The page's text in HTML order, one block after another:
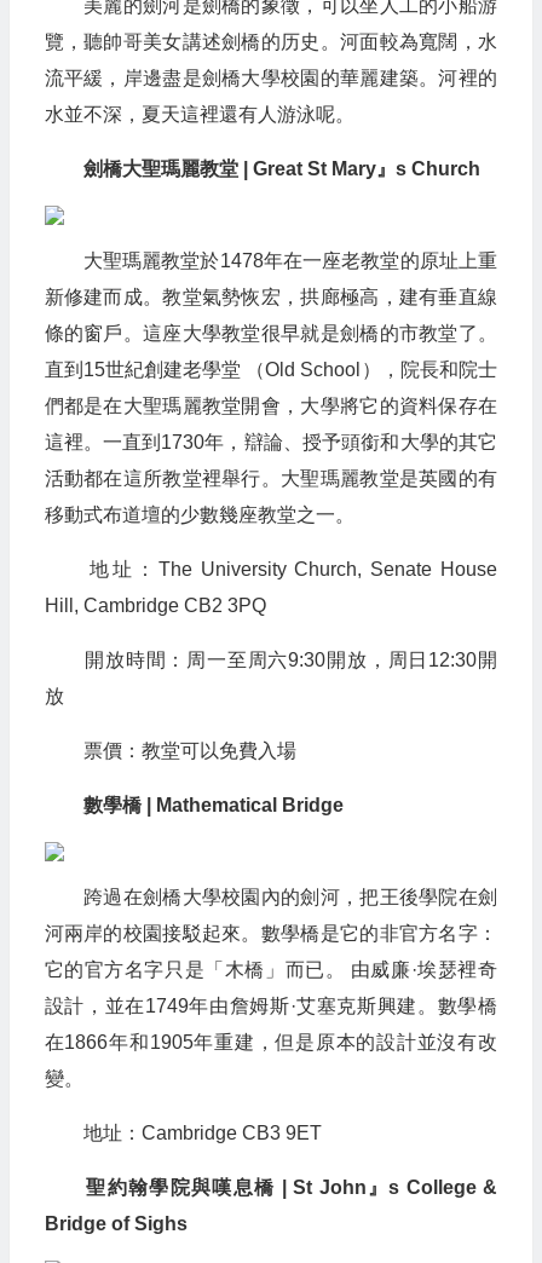
美麗的劍河是劍橋的象徵，可以坐人工的小船游
覽，聽帥哥美女講述劍橋的历史。河面較為寬闊，水
流平緩，岸邊盡是劍橋大學校園的華麗建築。河裡的
水並不深，夏天這裡還有人游泳呢。
劍橋大聖瑪麗教堂 | Great St Mary』s Church
大聖瑪麗教堂於1478年在一座老教堂的原址上重
新修建而成。教堂氣勢恢宏，拱廊極高，建有垂直線
條的窗戶。這座大學教堂很早就是劍橋的市教堂了。
直到15世紀創建老學堂 （Old School），院長和院士
們都是在大聖瑪麗教堂開會，大學將它的資料保存在
這裡。一直到1730年，辯論、授予頭銜和大學的其它
活動都在這所教堂裡舉行。大聖瑪麗教堂是英國的有
移動式布道壇的少數幾座教堂之一。
地址：The University Church, Senate House
Hill, Cambridge CB2 3PQ
開放時間：周一至周六9:30開放，周日12:30開
放
票價：教堂可以免費入場
數學橋 | Mathematical Bridge
跨過在劍橋大學校園內的劍河，把王後學院在劍
河兩岸的校園接駁起來。數學橋是它的非官方名字：
它的官方名字只是「木橋」而已。 由威廉·埃瑟裡奇
設計，並在1749年由詹姆斯·艾塞克斯興建。數學橋
在1866年和1905年重建，但是原本的設計並沒有改
變。
地址：Cambridge CB3 9ET
聖約翰學院與嘆息橋 | St John』s College &
Bridge of Sighs